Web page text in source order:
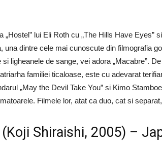
„Hostel” lui Eli Roth cu „The Hills Have Eyes”
una dintre cele mai cunoscute din filmografia
si ligheanele de sange, vei adora „Macabre”.
familiei ticaloase, este cu adevarat
„May the Devil Take You” si Kimo
Filmele lor, atat ca duo, cat si
Shiraishi, 2005) –